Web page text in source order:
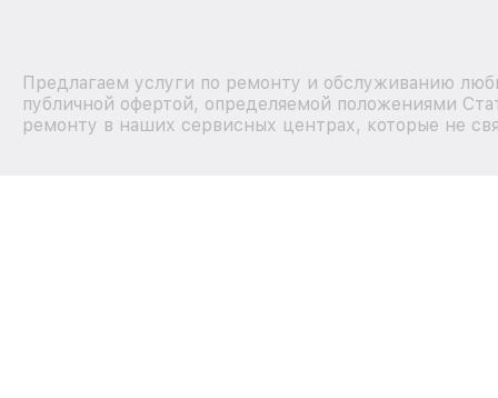
Предлагаем услуги по ремонту и обслуживанию
публичной офертой, определяемой положениями
ремонту в наших сервисных центрах, которые не